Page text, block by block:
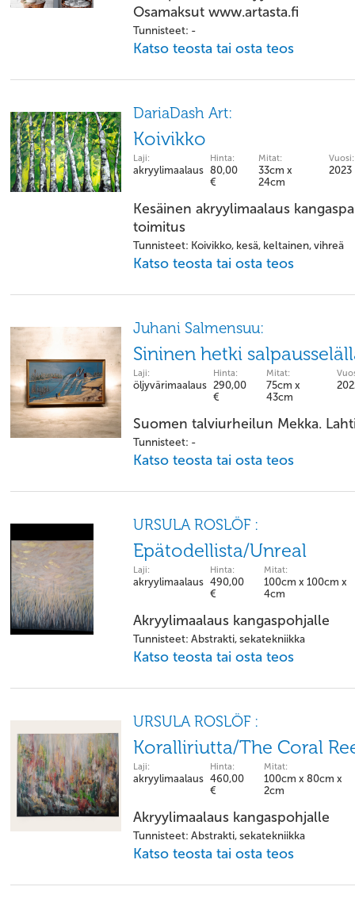
Osamaksut www.artasta.fi
Tunnisteet: -
Katso teosta tai osta teos
DariaDash Art:
Koivikko
Laji:
akryylimaalaus
Hinta:
80,00
€
Mitat:
33cm x
24cm
Vuosi:
2023
Kesäinen akryylimaalaus
toimitus
Tunnisteet: Koivikko, kesä, keltainen, vihreä
Katso teosta tai osta teos
Juhani Salmensuu:
Sininen hetki
Laji:
öljyvärimaalaus
Hinta:
290,00
€
Mitat:
75cm x
43cm
Suomen talviurheilun Mekka.
Tunnisteet: -
Katso teosta tai osta teos
URSULA ROSLÖF :
Epätodellista/Unreal
Laji:
akryylimaalaus
Hinta:
490,00
€
Mitat:
100cm x 100cm x
4cm
Akryylimaalaus kangaspohjalle
Tunnisteet: Abstrakti, sekatekniikka
Katso teosta tai osta teos
URSULA ROSLÖF :
Koralliriutta/The Coral
Laji:
akryylimaalaus
Hinta:
460,00
€
Mitat:
100cm x 80cm x
2cm
Akryylimaalaus kangaspohjalle
Tunnisteet: Abstrakti, sekatekniikka
Katso teosta tai osta teos